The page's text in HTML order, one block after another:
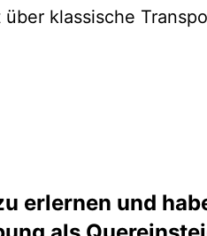
klassische
erlernen und